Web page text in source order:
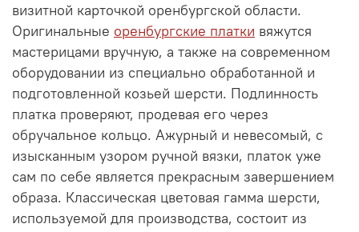
визитной карточкой оренбургской области.
Оригинальные оренбургские платки вяжутся
мастерицами вручную, а также на современном
оборудовании из специально обработанной и
подготовленной козьей шерсти. Подлинность
платка проверяют, продевая его через
обручальное кольцо. Ажурный и невесомый, с
изысканным узором ручной вязки, платок уже
сам по себе является прекрасным завершением
образа. Классическая цветовая гамма шерсти,
используемой для производства, состоит из